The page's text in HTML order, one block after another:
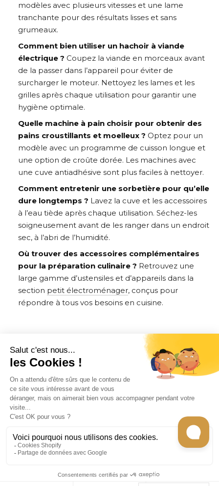
modèles avec plusieurs vitesses et une lame
tranchante pour des résultats lisses et sans
grumeaux.
Comment bien utiliser un hachoir à viande
électrique ? Coupez la viande en morceaux avant
de la passer dans l’appareil pour éviter de
surcharger le moteur. Nettoyez les lames et les
grilles après chaque utilisation pour garantir une
hygiène optimale.
Quelle machine à pain choisir pour obtenir des
pains croustillants et moelleux ? Optez pour un
modèle avec un programme de cuisson longue et
une option de croûte dorée. Les machines avec
une cuve antiadhésive sont plus faciles à nettoyer.
Comment entretenir une sorbetière pour qu’elle
dure longtemps ? Lavez la cuve et les accessoires
à l’eau tiède après chaque utilisation. Séchez-les
soigneusement avant de les ranger dans un endroit
sec, à l’abri de l’humidité.
Où trouver des accessoires complémentaires
pour la préparation culinaire ? Retrouvez une
large gamme d’ustensiles et d’appareils dans la
section petit électroménager, conçus pour
répondre à tous vos besoins en cuisine.
CONTACT
INFORMATION
EN SAVOIR PLUS
RECEVEZ LES RECETTES DE CHEF CARO
Tous les droits sont réservés © 2026Geckostore -